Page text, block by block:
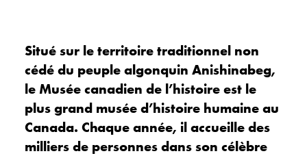
Situé sur le territoire traditionnel non
cédé du peuple algonquin Anishinabeg,
le Musée canadien de l’histoire est le
plus grand musée d’histoire humaine au
Canada. Chaque année, il accueille des
milliers de personnes dans son célèbre